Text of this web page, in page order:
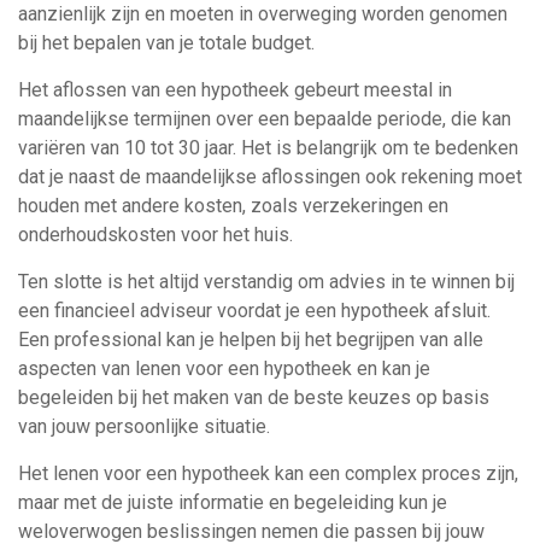
aanzienlijk zijn en moeten in overweging worden genomen
bij het bepalen van je totale budget.
Het aflossen van een hypotheek gebeurt meestal in
maandelijkse termijnen over een bepaalde periode, die kan
variëren van 10 tot 30 jaar. Het is belangrijk om te bedenken
dat je naast de maandelijkse aflossingen ook rekening moet
houden met andere kosten, zoals verzekeringen en
onderhoudskosten voor het huis.
Ten slotte is het altijd verstandig om advies in te winnen bij
een financieel adviseur voordat je een hypotheek afsluit.
Een professional kan je helpen bij het begrijpen van alle
aspecten van lenen voor een hypotheek en kan je
begeleiden bij het maken van de beste keuzes op basis
van jouw persoonlijke situatie.
Het lenen voor een hypotheek kan een complex proces zijn,
maar met de juiste informatie en begeleiding kun je
weloverwogen beslissingen nemen die passen bij jouw